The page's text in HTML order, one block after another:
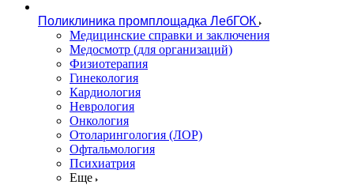
Поликлиника промплощадка ЛебГОК
Медицинские справки и заключения
Медосмотр (для организаций)
Физиотерапия
Гинекология
Кардиология
Неврология
Онкология
Отоларингология (ЛОР)
Офтальмология
Психиатрия
Еще